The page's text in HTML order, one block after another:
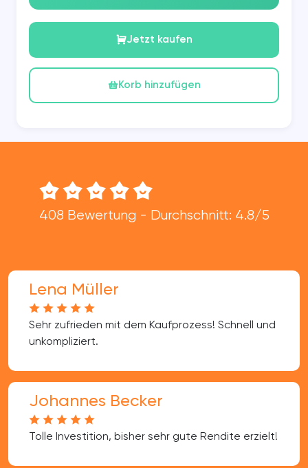
Jetzt kaufen
Korb hinzufügen
408 Bewertung - Durchschnitt: 4.8/5
Lena Müller
Sehr zufrieden mit dem Kaufprozess! Schnell und
unkompliziert.
Johannes Becker
Tolle Investition, bisher sehr gute Rendite erzielt!